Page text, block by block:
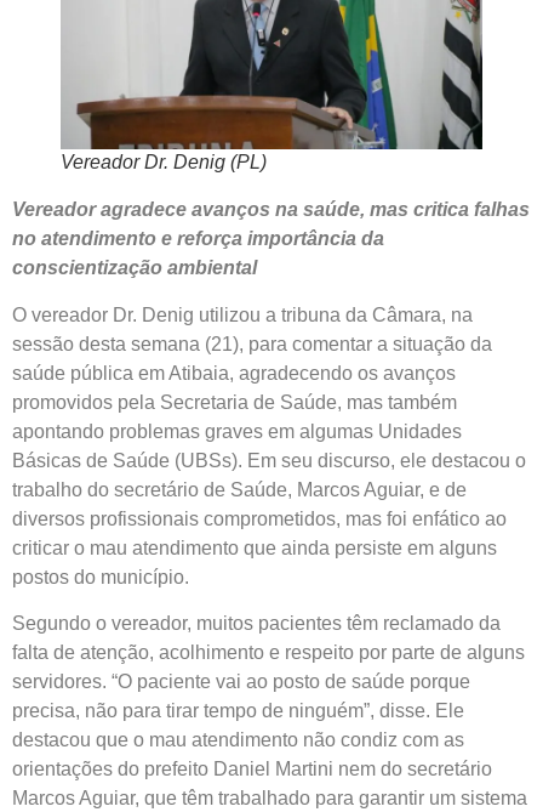
Vereador Dr. Denig (PL)
Vereador agradece avanços na saúde, mas critica falhas
no atendimento e reforça importância da
conscientização ambiental
O vereador Dr. Denig utilizou a tribuna da Câmara, na
sessão desta semana (21), para comentar a situação da
saúde pública em Atibaia, agradecendo os avanços
promovidos pela Secretaria de Saúde, mas também
apontando problemas graves em algumas Unidades
Básicas de Saúde (UBSs). Em seu discurso, ele destacou o
trabalho do secretário de Saúde, Marcos Aguiar, e de
diversos profissionais comprometidos, mas foi enfático ao
criticar o mau atendimento que ainda persiste em alguns
postos do município.
Segundo o vereador, muitos pacientes têm reclamado da
falta de atenção, acolhimento e respeito por parte de alguns
servidores. “O paciente vai ao posto de saúde porque
precisa, não para tirar tempo de ninguém”, disse. Ele
destacou que o mau atendimento não condiz com as
orientações do prefeito Daniel Martini nem do secretário
Marcos Aguiar, que têm trabalhado para garantir um sistema